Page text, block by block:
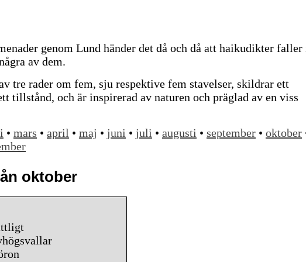
genom Lund händer det då och då att haikudikter faller
av dem.
tre rader om fem, sju respektive fem stavelser, skildrar ett
tillstånd, och är inspirerad av naturen och präglad av en viss
• mars • april • maj • juni • juli • augusti • september • oktober
oktober